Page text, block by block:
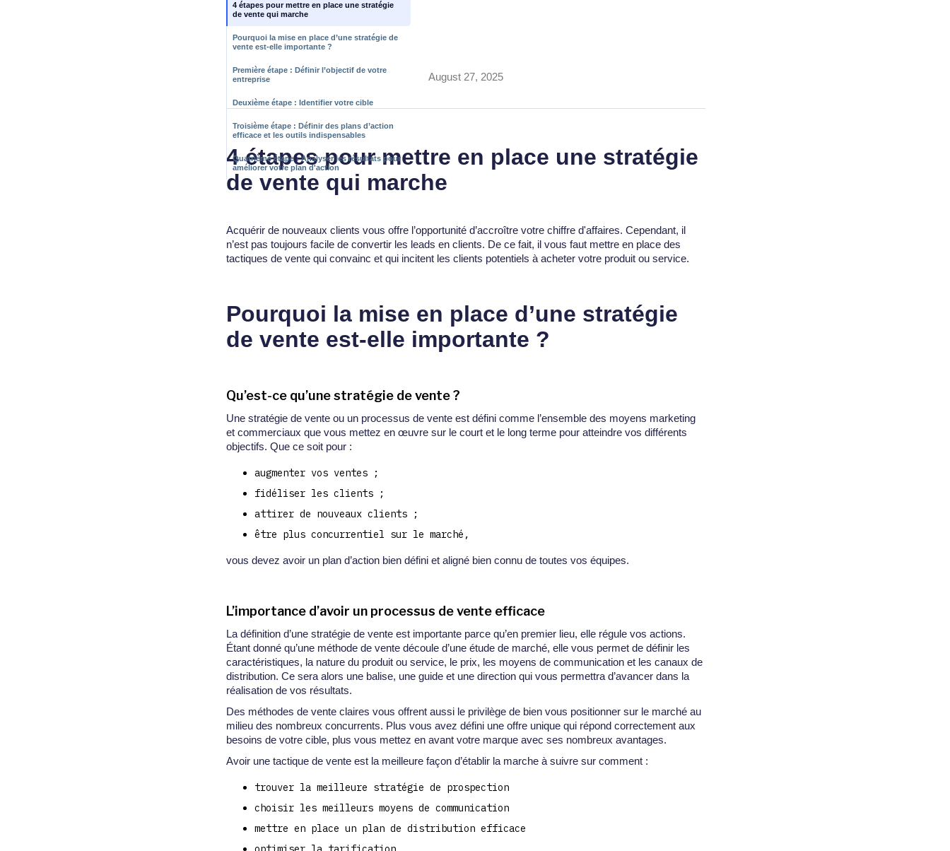
4 étapes pour mettre en place une stratégie
de vente qui marche
Pourquoi la mise en place d’une stratégie de
vente est-elle importante ?
Première étape : Définir l’objectif de votre
entreprise
Deuxième étape : Identifier votre cible
Troisième étape : Définir des plans d’action
efficace et les outils indispensables
Quatrième étape : Analyser les résultats pour
améliorer votre plan d'action
tactique de vente gagnante pour
atteindre vos objectifs
August 27, 2025
4 étapes pour mettre en place une stratégie
de vente qui marche
Acquérir de nouveaux clients vous offre l’opportunité d’accroître votre chiffre d'affaires. Cependant, il
n’est pas toujours facile de convertir les leads en clients. De ce fait, il vous faut mettre en place des
tactiques de vente qui convainc et qui incitent les clients potentiels à acheter votre produit ou service.
Pourquoi la mise en place d’une stratégie
de vente est-elle importante ?
Qu’est-ce qu’une stratégie de vente ?
Une stratégie de vente ou un processus de vente est défini comme l’ensemble des moyens marketing
et commerciaux que vous mettez en œuvre sur le court et le long terme pour atteindre vos différents
objectifs. Que ce soit pour :
augmenter vos ventes ;
fidéliser les clients ;
attirer de nouveaux clients ;
être plus concurrentiel sur le marché,
vous devez avoir un plan d’action bien défini et aligné bien connu de toutes vos équipes.
L’importance d’avoir un processus de vente efficace
La définition d’une stratégie de vente est importante parce qu’en premier lieu, elle régule vos actions.
Étant donné qu’une méthode de vente découle d’une étude de marché, elle vous permet de définir les
caractéristiques, la nature du produit ou service, le prix, les moyens de communication et les canaux de
distribution. Ce sera alors une balise, une guide et une direction qui vous permettra d’avancer dans la
réalisation de vos résultats.
Des méthodes de vente claires vous offrent aussi le privilège de bien vous positionner sur le marché au
milieu des nombreux concurrents. Plus vous avez défini une offre unique qui répond correctement aux
besoins de votre cible, plus vous mettez en avant votre marque avec ses nombreux avantages.
Avoir une tactique de vente est la meilleure façon d’établir la marche à suivre sur comment :
trouver la meilleure stratégie de prospection
choisir les meilleurs moyens de communication
mettre en place un plan de distribution efficace